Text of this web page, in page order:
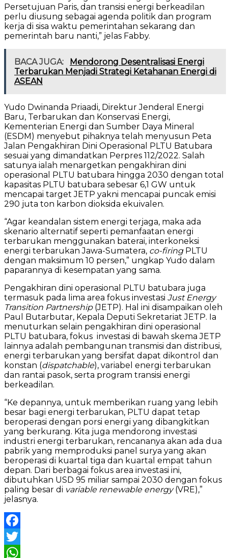
Persetujuan Paris, dan transisi energi berkeadilan
perlu diusung sebagai agenda politik dan program
kerja di sisa waktu pemerintahan sekarang dan
pemerintah baru nanti,” jelas Fabby.
BACA JUGA:
Mendorong Desentralisasi Energi
Terbarukan Menjadi Strategi Ketahanan Energi di
ASEAN
Yudo Dwinanda Priaadi, Direktur Jenderal Energi
Baru, Terbarukan dan Konservasi Energi,
Kementerian Energi dan Sumber Daya Mineral
(ESDM) menyebut pihaknya telah menyusun Peta
Jalan Pengakhiran Dini Operasional PLTU Batubara
sesuai yang dimandatkan Perpres 112/2022. Salah
satunya ialah menargetkan pengakhiran dini
operasional PLTU batubara hingga 2030 dengan total
kapasitas PLTU batubara sebesar 6,1 GW untuk
mencapai target JETP yakni mencapai puncak emisi
290 juta ton karbon dioksida ekuivalen.
“Agar keandalan sistem energi terjaga, maka ada
skenario alternatif seperti pemanfaatan energi
terbarukan menggunakan baterai, interkoneksi
energi terbarukan Jawa-Sumatera, co-firing PLTU
dengan maksimum 10 persen,” ungkap Yudo dalam
paparannya di kesempatan yang sama.
Pengakhiran dini operasional PLTU batubara juga
termasuk pada lima area fokus investasi Just Energy
Transition Partnership(JETP). Hal ini disampaikan oleh
Paul Butarbutar, Kepala Deputi Sekretariat JETP. Ia
menuturkan selain pengakhiran dini operasional
PLTU batubara, fokus investasi di bawah skema JETP
lainnya adalah pembangunan transmisi dan distribusi,
energi terbarukan yang bersifat dapat dikontrol dan
konstan (dispatchable), variabel energi terbarukan
dan rantai pasok, serta program transisi energi
berkeadilan.
“Ke depannya, untuk memberikan ruang yang lebih
besar bagi energi terbarukan, PLTU dapat tetap
beroperasi dengan porsi energi yang dibangkitkan
yang berkurang. Kita juga mendorong investasi
industri energi terbarukan, rencananya akan ada dua
pabrik yang memproduksi panel surya yang akan
beroperasi di kuartal tiga dan kuartal empat tahun
depan. Dari berbagai fokus area investasi ini,
dibutuhkan USD 95 miliar sampai 2030 dengan fokus
paling besar di variable renewable energy(VRE),”
jelasnya.
Facebook
Twitter